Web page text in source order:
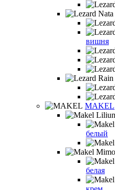
вишня
MAKEL
белый
белая